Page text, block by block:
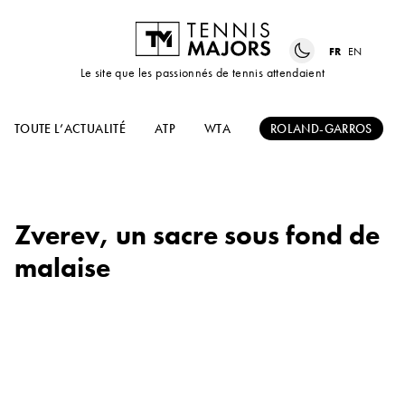
Le site que les passionnés de tennis attendaient
FR EN
TOUTE L’ACTUALITÉ ATP WTA ROLAND-GARROS
Zverev, un sacre sous fond de
malaise